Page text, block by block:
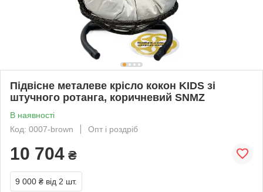
Підвісне металеве крісло кокон KIDS зі
штучного ротанга, коричневий SNMZ
В наявності
Код: 0007-brown
Опт і роздріб
10 704 ₴
9 000 ₴ від 2 шт.